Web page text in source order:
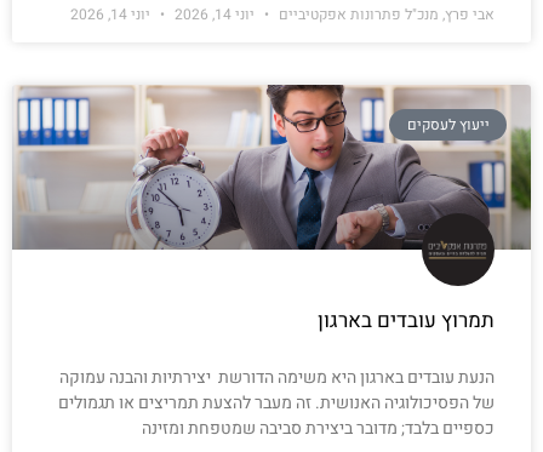
אבי פרץ, מנכ"ל פתרונות אפקטיביים יוני 14, 2026 יוני 14, 2026
ייעוץ לעסקים
תמרוץ עובדים בארגון
הנעת עובדים בארגון היא משימה הדורשת יצירתיות והבנה עמוקה
של הפסיכולוגיה האנושית. זה מעבר להצעת תמריצים או תגמולים
כספיים בלבד; מדובר ביצירת סביבה שמטפחת ומזינה